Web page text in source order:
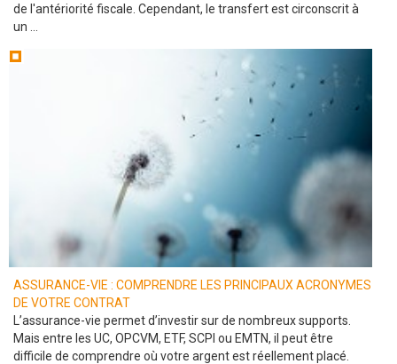
de l'antériorité fiscale. Cependant, le transfert est circonscrit à
un ...
ASSURANCE-VIE : COMPRENDRE LES PRINCIPAUX ACRONYMES
DE VOTRE CONTRAT
L’assurance-vie permet d’investir sur de nombreux supports.
Mais entre les UC, OPCVM, ETF, SCPI ou EMTN, il peut être
difficile de comprendre où votre argent est réellement placé.